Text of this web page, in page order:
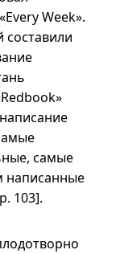
Week».
составили
самые
написанные
103].